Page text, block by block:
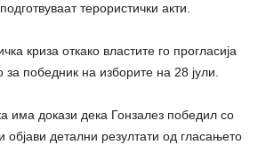
терористички акти.
криза откако властите го прогласија
победник на изборите на 28 јули.
има докази дека Гонзалез победил со
објави детални резултати од гласањето